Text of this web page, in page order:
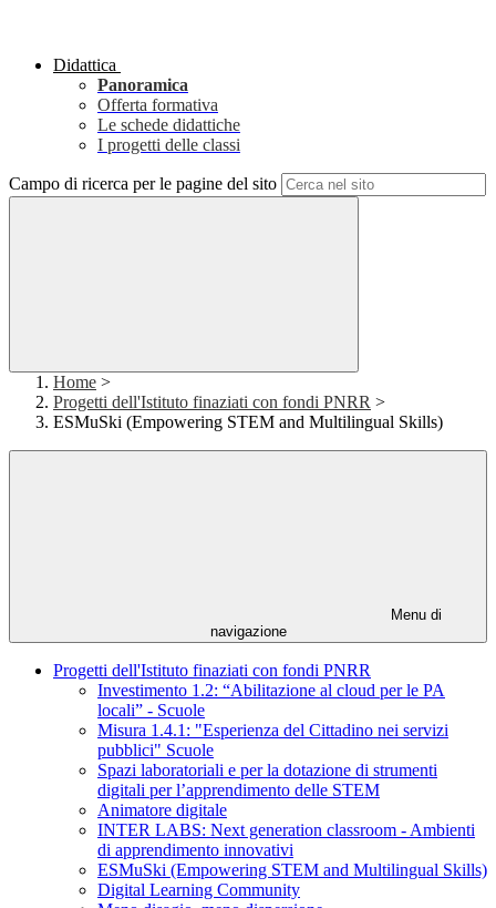
Didattica
Panoramica
Offerta formativa
Le schede didattiche
I progetti delle classi
Campo di ricerca per le pagine del sito
Home >
Progetti dell'Istituto finaziati con fondi PNRR >
ESMuSki (Empowering STEM and Multilingual Skills)
Menu di
navigazione
Progetti dell'Istituto finaziati con fondi PNRR
Investimento 1.2: “Abilitazione al cloud per le PA
locali” - Scuole
Misura 1.4.1: "Esperienza del Cittadino nei servizi
pubblici" Scuole
Spazi laboratoriali e per la dotazione di strumenti
digitali per l’apprendimento delle STEM
Animatore digitale
INTER LABS: Next generation classroom - Ambienti
di apprendimento innovativi
ESMuSki (Empowering STEM and Multilingual Skills)
Digital Learning Community